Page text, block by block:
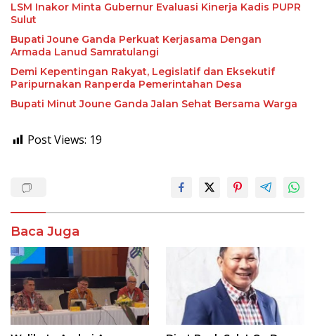
LSM Inakor Minta Gubernur Evaluasi Kinerja Kadis PUPR
Sulut
Bupati Joune Ganda Perkuat Kerjasama Dengan
Armada Lanud Samratulangi
Demi Kepentingan Rakyat, Legislatif dan Eksekutif
Paripurnakan Ranperda Pemerintahan Desa
Bupati Minut Joune Ganda Jalan Sehat Bersama Warga
Post Views: 19
Baca Juga